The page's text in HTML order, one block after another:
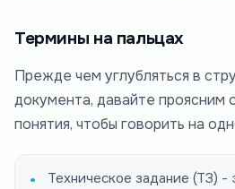
Термины на пальцах
Прежде чем углубляться в
документа, давайте проясним
понятия, чтобы говорить на
Техническое задание (ТЗ)